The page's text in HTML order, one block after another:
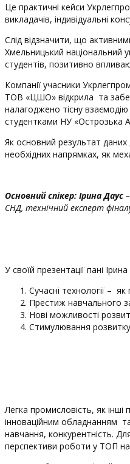
Це практичні кейси
викладачів, індивідуальні
Слід відзначити, що
Хмельницький національний
студентів, позитивно
Компанії учасники
ТОВ «ЦШО» відкрила та
налагоджено тісну
студентками НУ «Острозька
Як основний результат даних
необхідних напрямках, як
Основний спікер: Ірина Даус
СНД, технічний експерт
У своїй презентації пані
Сучасні технології –
Престиж навчального
Нові можливості
Стимулювання розвитку
Легка промисловість, як інші
інноваційним обладнанням
навчання, конкурентність.
перспективи роботи у ТОП